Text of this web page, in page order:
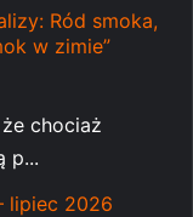
Ród smoka,
w zimie”
chociaż
p...
lipiec 2026